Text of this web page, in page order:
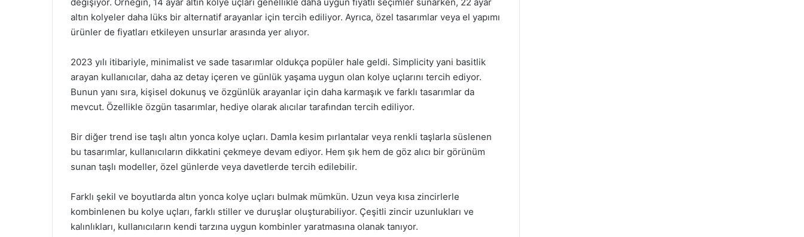
altın kolyeler daha lüks bir alternatif arayanlar için tercih ediliyor. Ayrıca, özel tasarımlar veya el yapımı
ürünler de fiyatları etkileyen unsurlar arasında yer alıyor.
2023 yılı itibariyle, minimalist ve sade tasarımlar oldukça popüler hale geldi. Simplicity yani basitlik
arayan kullanıcılar, daha az detay içeren ve günlük yaşama uygun olan kolye uçlarını tercih ediyor.
Bunun yanı sıra, kişisel dokunuş ve özgünlük arayanlar için daha karmaşık ve farklı tasarımlar da
mevcut. Özellikle özgün tasarımlar, hediye olarak alıcılar tarafından tercih ediliyor.
Bir diğer trend ise taşlı altın yonca kolye uçları. Damla kesim pırlantalar veya renkli taşlarla süslenen
bu tasarımlar, kullanıcıların dikkatini çekmeye devam ediyor. Hem şık hem de göz alıcı bir görünüm
sunan taşlı modeller, özel günlerde veya davetlerde tercih edilebilir.
Farklı şekil ve boyutlarda altın yonca kolye uçları bulmak mümkün. Uzun veya kısa zincirlerle
kombinlenen bu kolye uçları, farklı stiller ve duruşlar oluşturabiliyor. Çeşitli zincir uzunlukları ve
kalınlıkları, kullanıcıların kendi tarzına uygun kombinler yaratmasına olanak tanıyor.